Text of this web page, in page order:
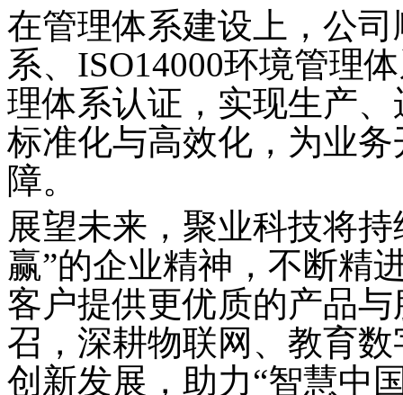
在管理体系建设上，公
系、ISO14000环境管理
理体系认证，实现生产
标准化与高效化，为业
障。
展望未来，聚业科技将
赢”的企业精神，不断精
客户提供更优质的产品
召，深耕物联网、教育
创新发展，助力“智慧中